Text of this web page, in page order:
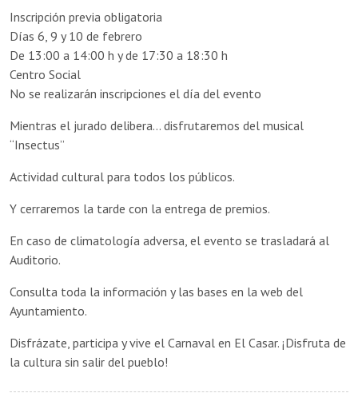
Inscripción previa obligatoria
Días 6, 9 y 10 de febrero
De 13:00 a 14:00 h y de 17:30 a 18:30 h
Centro Social
No se realizarán inscripciones el día del evento
Mientras el jurado delibera… disfrutaremos del musical
“Insectus”
Actividad cultural para todos los públicos.
Y cerraremos la tarde con la entrega de premios.
En caso de climatología adversa, el evento se trasladará al
Auditorio.
Consulta toda la información y las bases en la web del
Ayuntamiento.
Disfrázate, participa y vive el Carnaval en El Casar. ¡Disfruta de
la cultura sin salir del pueblo!